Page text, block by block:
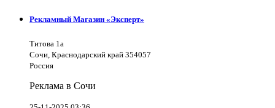
Рекламный Магазин «Эксперт»
Титова 1а
Сочи, Краснодарский край 354057
Россия
Реклама в Сочи